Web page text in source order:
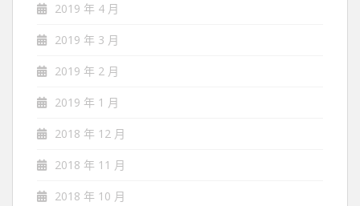
2019 年 4 月
2019 年 3 月
2019 年 2 月
2019 年 1 月
2018 年 12 月
2018 年 11 月
2018 年 10 月